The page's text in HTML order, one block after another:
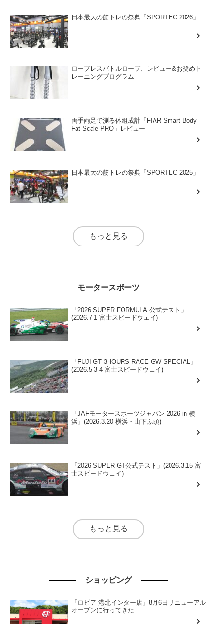
日本最大の筋トレの祭典「SPORTEC 2026」
ロープレスバトルロープ、レビュー&お奨めト
レーニングプログラム
両手両足で測る体組成計「FIAR Smart Body
Fat Scale PRO」レビュー
日本最大の筋トレの祭典「SPORTEC 2025」
もっと見る
モータースポーツ
「2026 SUPER FORMULA 公式テスト」
(2026.7.1 富士スピードウェイ)
「FUJI GT 3HOURS RACE GW SPECIAL」
(2026.5.3-4 富士スピードウェイ)
「JAFモータースポーツジャパン 2026 in 横
浜」(2026.3.20 横浜・山下ふ頭)
「2026 SUPER GT公式テスト」(2026.3.15 富
士スピードウェイ)
もっと見る
ショッピング
「ロピア 港北インター店」8月6日リニューアル
オープンに行ってきた